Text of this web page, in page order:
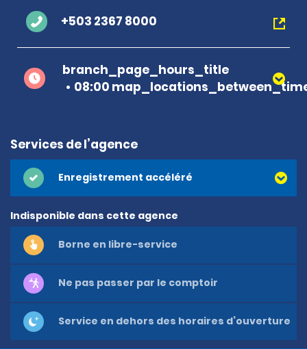
+503 2367 8000
branch_page_hours_title
08:00
Services de l’agence
Enregistrement accéléré
Indisponible dans cette agence
Borne en libre-service
Ne pas passer par le comptoir
Service en dehors des horaires d’ouverture